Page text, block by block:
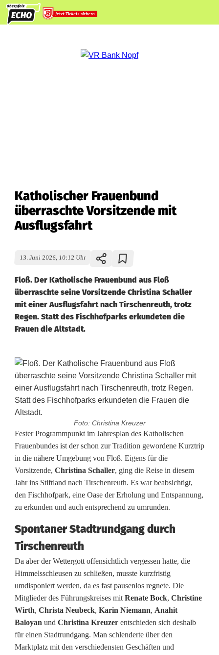
Katholischer Frauenbund
überraschte Vorsitzende mit
Ausflugsfahrt
13. Juni 2026, 10:12 Uhr
Floß. Der Katholische Frauenbund aus Floß
überraschte seine Vorsitzende Christina Schaller
mit einer Ausflugsfahrt nach Tirschenreuth, trotz
Regen. Statt des Fischhofparks erkundeten die
Frauen die Altstadt.
Foto: Christina Kreuzer
K
a
t
h
o
l
i
s
c
h
e
r
Fester Programmpunkt im Jahresplan des Katholischen
Frauenbundes ist der schon zur Tradition gewordene Kurztrip
in die nähere Umgebung von Floß. Eigens für die
Vorsitzende, Christina Schaller, ging die Reise in diesem
Jahr ins Stiftland nach Tirschenreuth. Es war beabsichtigt,
den Fischhofpark, eine Oase der Erholung und Entspannung,
zu erkunden und auch entsprechend zu umrunden.
Spontaner Stadtrundgang durch
Tirschenreuth
Da aber der Wettergott offensichtlich vergessen hatte, die
Himmelsschleusen zu schließen, musste kurzfristig
umdisponiert werden, da es fast pausenlos regnete. Die
Mitglieder des Führungskreises mit Renate Bock, Christine
Wirth, Christa Neubeck, Karin Niemann, Anahit
Baloyan und Christina Kreuzer entschieden sich deshalb
für einen Stadtrundgang. Man schlenderte über den
Marktplatz mit den verschiedensten Geschäften und